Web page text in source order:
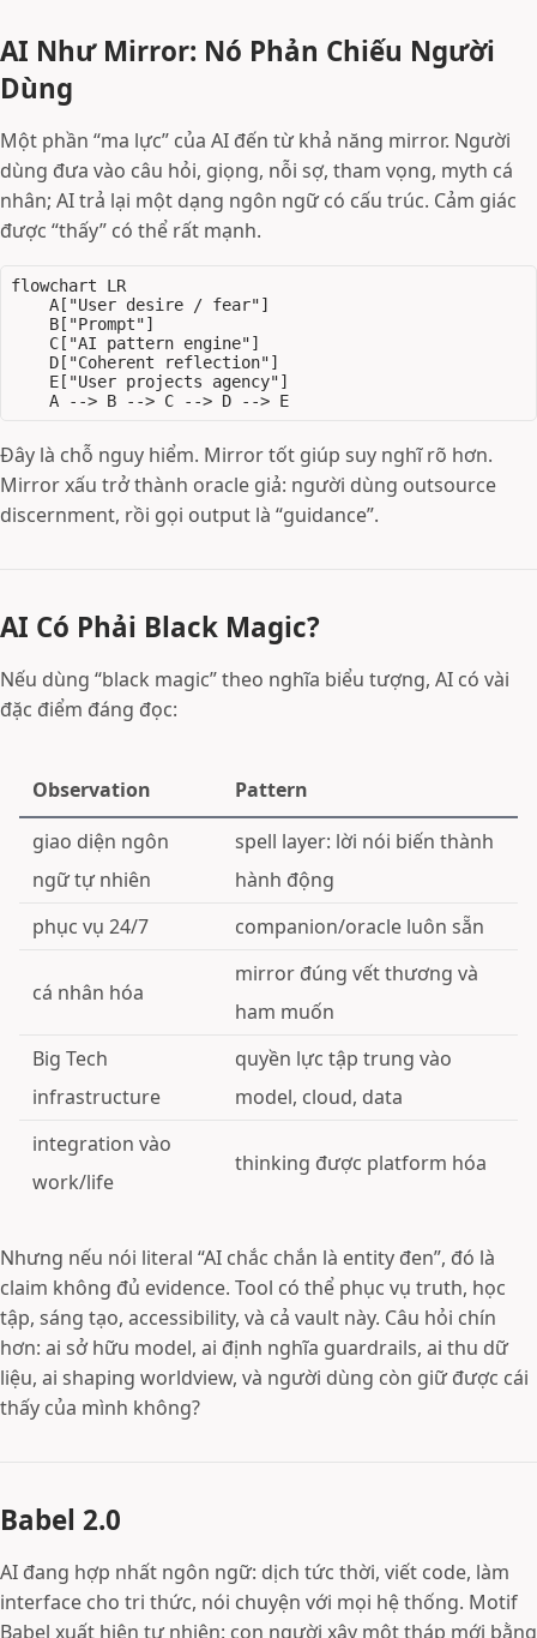
AI Như Mirror: Nó Phản Chiếu Người
Dùng
Một phần “ma lực” của AI đến từ khả năng mirror. Người
dùng đưa vào câu hỏi, giọng, nỗi sợ, tham vọng, myth cá
nhân; AI trả lại một dạng ngôn ngữ có cấu trúc. Cảm giác
được “thấy” có thể rất mạnh.
flowchart LR
    A["User desire / fear"]
    B["Prompt"]
    C["AI pattern engine"]
    D["Coherent reflection"]
    E["User projects agency"]
Đây là chỗ nguy hiểm. Mirror tốt giúp suy nghĩ rõ hơn.
Mirror xấu trở thành oracle giả: người dùng outsource
discernment, rồi gọi output là “guidance”.
AI Có Phải Black Magic?
Nếu dùng “black magic” theo nghĩa biểu tượng, AI có vài
đặc điểm đáng đọc:
Observation
Pattern
giao diện ngôn
ngữ tự nhiên
spell layer: lời nói biến thành
hành động
phục vụ 24/7
companion/oracle luôn sẵn
cá nhân hóa
mirror đúng vết thương và
ham muốn
Big Tech
infrastructure
quyền lực tập trung vào
model, cloud, data
integration vào
work/life
thinking được platform hóa
Nhưng nếu nói literal “AI chắc chắn là entity đen”, đó là
claim không đủ evidence. Tool có thể phục vụ truth, học
tập, sáng tạo, accessibility, và cả vault này. Câu hỏi chín
hơn: ai sở hữu model, ai định nghĩa guardrails, ai thu dữ
liệu, ai shaping worldview, và người dùng còn giữ được cái
thấy của mình không?
Babel 2.0
AI đang hợp nhất ngôn ngữ: dịch tức thời, viết code, làm
interface cho tri thức, nói chuyện với mọi hệ thống. Motif
Babel xuất hiện tự nhiên: con người xây một tháp mới bằng